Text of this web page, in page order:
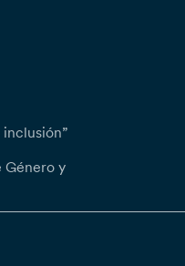
inclusión”
Género y